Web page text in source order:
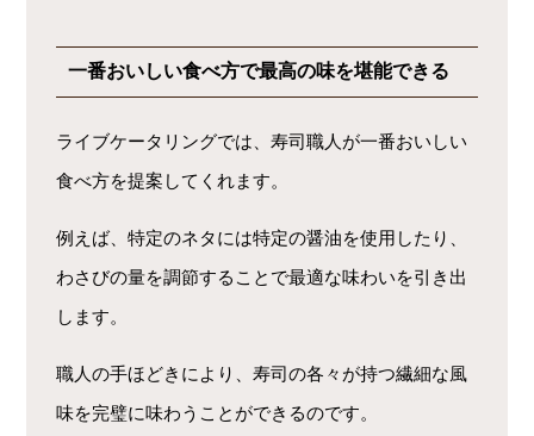
一番おいしい食べ方で最高の味を堪能できる
ライブケータリングでは、寿司職人が一番おいしい
食べ方を提案してくれます。
例えば、特定のネタには特定の醤油を使用したり、
わさびの量を調節することで最適な味わいを引き出
します。
職人の手ほどきにより、寿司の各々が持つ繊細な風
味を完璧に味わうことができるのです。